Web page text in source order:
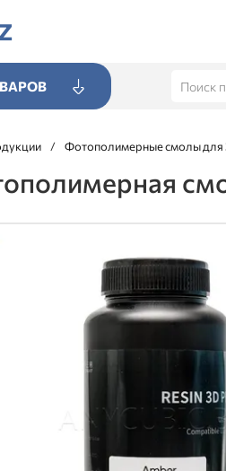
/ Фотополимерные смолы для